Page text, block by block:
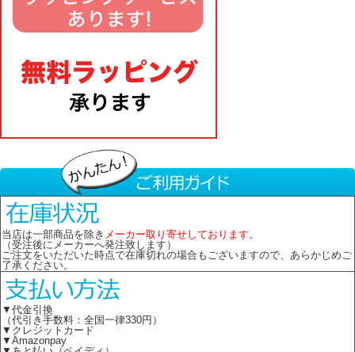
当店は一部商品を除き メーカー取り寄せしております。
（受注後にメーカーへ発注致します）
ご注文をいただいた時点で在庫切れの場合もございますので、あらかじめご
了承ください。
▼代金引換
（代引き手数料：全国一律330円）
▼クレジットカード
▼Amazonpay